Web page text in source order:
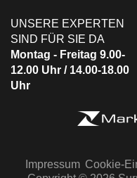
UNSERE EXPERTEN
SIND FÜR SIE DA
Montag - Freitag 9.00-
12.00 Uhr / 14.00-18.00
Uhr
Impressum Cookie-